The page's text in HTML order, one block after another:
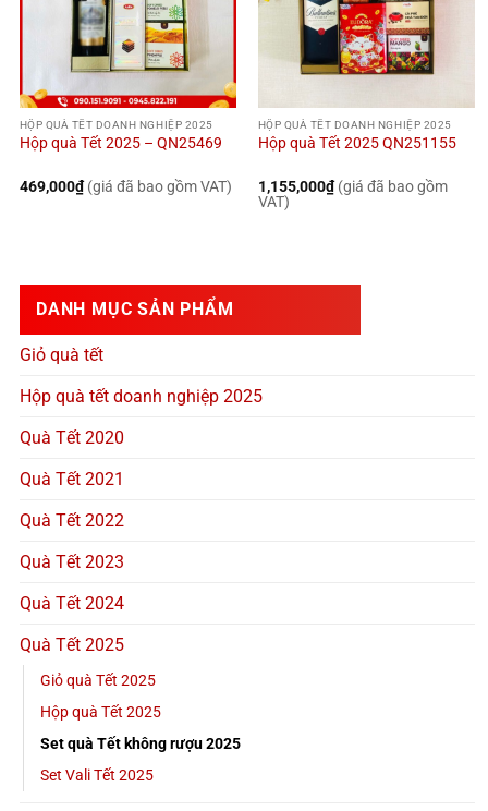
HỘP QUÀ TẾT DOANH NGHIỆP 2025
Hộp quà Tết 2025 – QN25469
469,000₫ (giá đã bao gồm VAT)
HỘP QUÀ TẾT DOANH NGHIỆP 2025
Hộp quà Tết 2025 QN251155
1,155,000₫ (giá đã bao gồm
VAT)
DANH MỤC SẢN PHẨM
Giỏ quà tết
Hộp quà tết doanh nghiệp 2025
Quà Tết 2020
Quà Tết 2021
Quà Tết 2022
Quà Tết 2023
Quà Tết 2024
Quà Tết 2025
Giỏ quà Tết 2025
Hộp quà Tết 2025
Set quà Tết không rượu 2025
Set Vali Tết 2025